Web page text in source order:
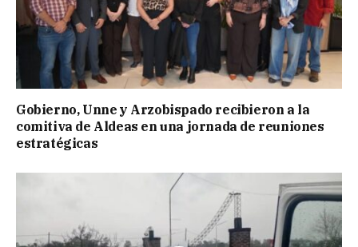
Gobierno, Unne y Arzobispado recibieron a la
comitiva de Aldeas en una jornada de reuniones
estratégicas